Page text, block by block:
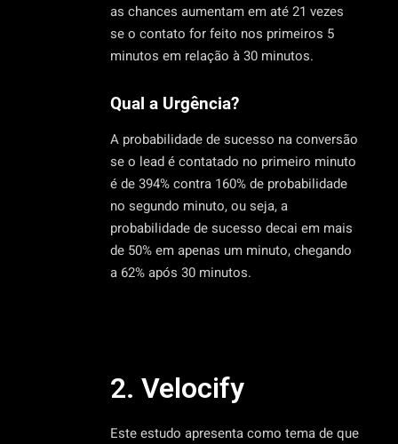
as chances aumentam em até 21 vezes
se o contato for feito nos primeiros 5
minutos em relação à 30 minutos.
Qual a Urgência?
A probabilidade de sucesso na conversão
se o lead é contatado no primeiro minuto
é de 394% contra 160% de probabilidade
no segundo minuto, ou seja, a
probabilidade de sucesso decai em mais
de 50% em apenas um minuto, chegando
a 62% após 30 minutos.
2. Velocify
Este estudo apresenta como tema de que